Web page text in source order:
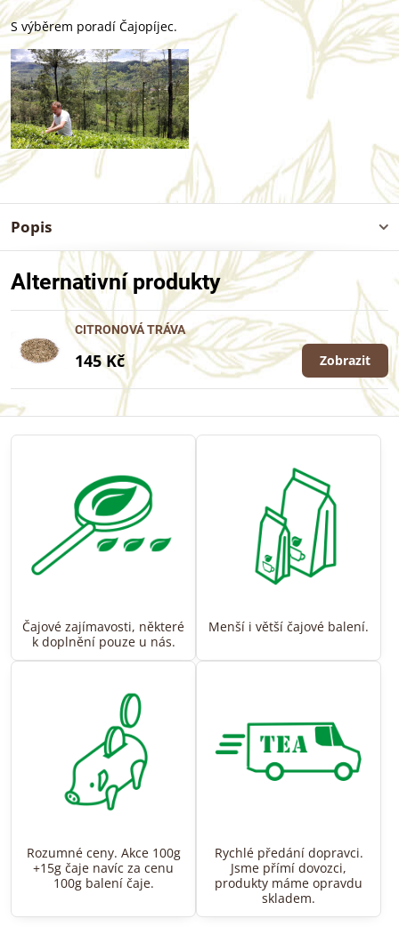
S výběrem poradí Čajopíjec.
Popis
Alternativní produkty
CITRONOVÁ TRÁVA
145 Kč Zobrazit
Čajové zajímavosti, některé
k doplnění pouze u nás.
Menší i větší čajové balení.
Rozumné ceny. Akce 100g
+15g čaje navíc za cenu
100g balení čaje.
Rychlé předání dopravci.
Jsme přímí dovozci,
produkty máme opravdu
skladem.